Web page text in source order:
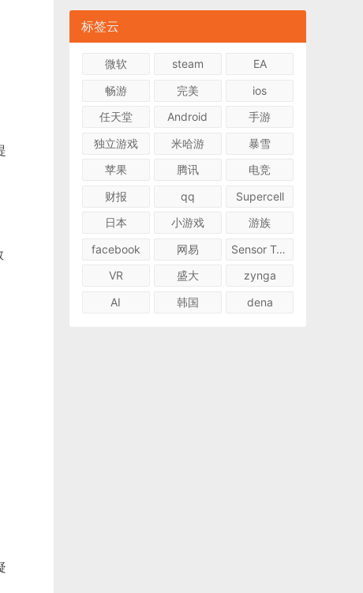
标签云
微软 steam
EA
畅游
完美
ios
任天堂
Android
手游
独立游戏
米哈游
暴雪
苹果
腾讯
电竞
财报
qq
Supercell
日本
小游戏
游族
facebook
网易
Sensor Tower
VR
盛大
zynga
AI
韩国 dena